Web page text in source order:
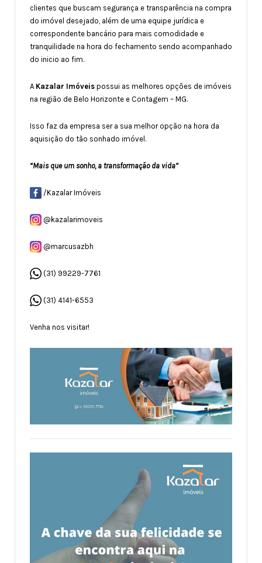
clientes que buscam segurança e transparência na compra
do imóvel desejado, além de uma equipe jurídica e
correspondente bancário para mais comodidade e
tranquilidade na hora do fechamento sendo acompanhado
do inicio ao fim.
A Kazalar Imóveis possui as melhores opções de imóveis
na região de Belo Horizonte e Contagem – MG.
Isso faz da empresa ser a sua melhor opção na hora da
aquisição do tão sonhado imóvel.
“Mais que um sonho, a transformação da vida”
/Kazalar Imóveis
@kazalarimoveis
@marcusazbh
(31) 99229-7761
(31) 4141-6553
Venha nos visitar!